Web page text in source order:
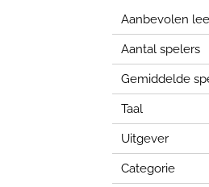
Aanbevolen
Aantal spelers
Gemiddelde
Taal
Uitgever
Categorie